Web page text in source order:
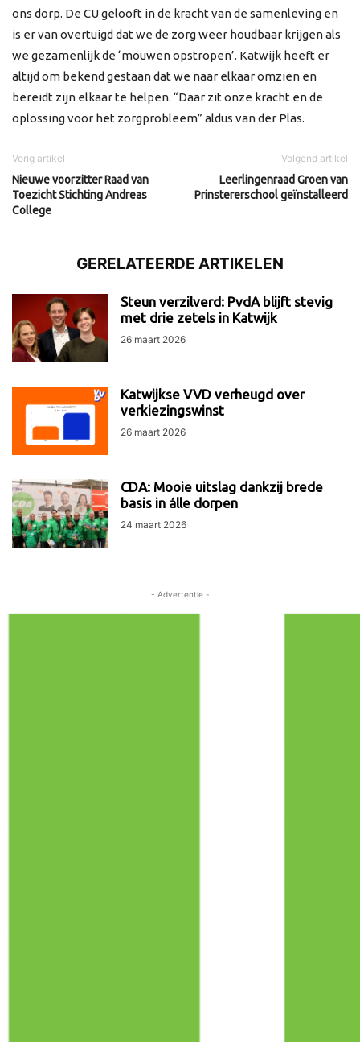
ons dorp. De CU gelooft in de kracht van de samenleving en
is er van overtuigd dat we de zorg weer houdbaar krijgen als
we gezamenlijk de ‘mouwen opstropen’. Katwijk heeft er
altijd om bekend gestaan dat we naar elkaar omzien en
bereidt zijn elkaar te helpen. “Daar zit onze kracht en de
oplossing voor het zorgprobleem” aldus van der Plas.
Vorig artikel
Nieuwe voorzitter Raad van
Toezicht Stichting Andreas
College
Volgend artikel
Leerlingenraad Groen van
Prinstererschool geïnstalleerd
GERELATEERDE ARTIKELEN
Steun verzilverd: PvdA blijft stevig
met drie zetels in Katwijk
26 maart 2026
Katwijkse VVD verheugd over
verkiezingswinst
26 maart 2026
CDA: Mooie uitslag dankzij brede
basis in álle dorpen
24 maart 2026
- Advertentie -